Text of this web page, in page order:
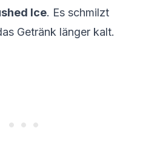
Ice. Es schmilzt
Getränk länger kalt.